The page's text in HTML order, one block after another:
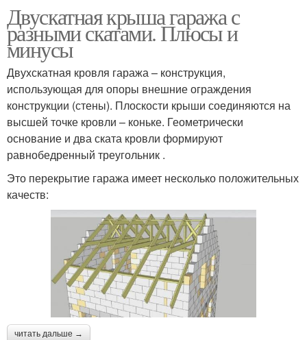
Двускатная крыша гаража с
разными скатами. Плюсы и
минусы
Двухскатная кровля гаража – конструкция,
использующая для опоры внешние ограждения
конструкции (стены). Плоскости крыши соединяются на
высшей точке кровли – коньке. Геометрически
основание и два ската кровли формируют
равнобедренный треугольник .
Это перекрытие гаража имеет несколько положительных
качеств:
читать дальше →